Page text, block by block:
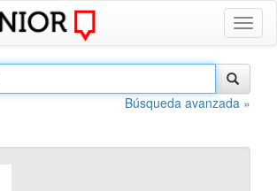
Búsqueda avanzada »